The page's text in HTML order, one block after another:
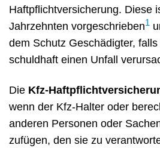
Haftpflichtversicherung. Diese
Jahrzehnten vorgeschrieben1
dem Schutz Geschädigter,
schuldhaft einen Unfall
Die Kfz-
wenn der Kfz-Halter oder
anderen Personen oder
zufügen, den sie zu